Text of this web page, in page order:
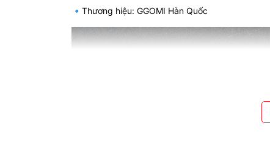
🔹Thương hiệu: GGOMI Hàn Quốc